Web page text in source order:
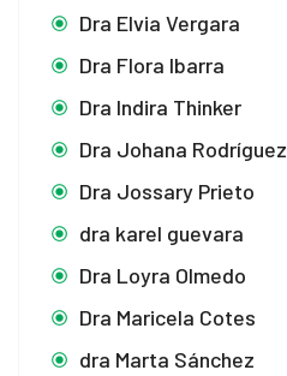
Dra Elvia Vergara
Dra Flora Ibarra
Dra Indira Thinker
Dra Johana Rodríguez
Dra Jossary Prieto
dra karel guevara
Dra Loyra Olmedo
Dra Maricela Cotes
dra Marta Sánchez